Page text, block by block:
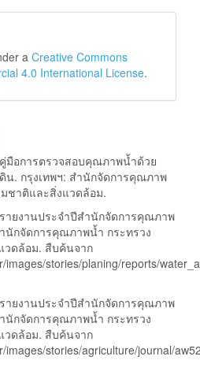
a Creative Commons
4.0 International License.
มือการตรวจสอบคุณภาพน้ำด้วย
น. กรุงเทพฯ: สำนักจัดการคุณภาพ
ชาติและสิ่งแวดล้อม.
ายงานประจำปีสำนักจัดการคุณภาพ
นักจัดการคุณภาพน้ำ กระทรวง
วดล้อม. สืบค้นจาก
images/stories/planing/reports/
ายงานประจำปีสำนักจัดการคุณภาพ
นักจัดการคุณภาพน้ำ กระทรวง
วดล้อม. สืบค้นจาก
images/stories/agriculture/journal/